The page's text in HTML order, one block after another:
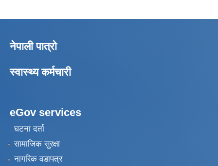
नेपाली पात्रो
स्वास्थ्य कर्मचारी
eGov services
घटना दर्ता
सामाजिक सुरक्षा
नागरिक वडापत्र